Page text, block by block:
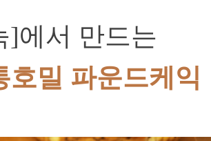
]에서 만드는
호밀 파운드케익